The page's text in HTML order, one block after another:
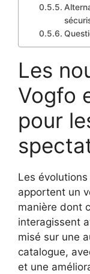
Les
Vogfo
pour
Les
apportent un
manière dont
interagissent
misé sur une
catalogue,
et une